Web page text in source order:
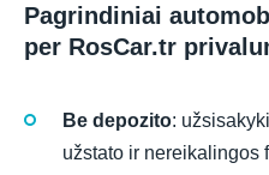
Pagrindiniai
per RosCar.tr
Be depozito:
užstato ir nereikalingos